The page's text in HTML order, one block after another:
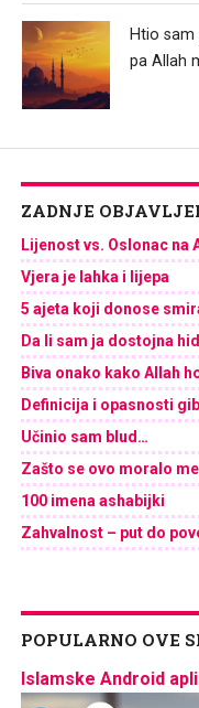
Htio
pa Allah
ZADNJE
Lijenost vs. Oslonac na
Vjera je lahka i lijepa
5 ajeta koji donose
Da li sam ja dostojna
Biva onako kako Allah
Definicija i opasnosti
Učinio sam blud…
Zašto se ovo moralo
100 imena ashabijki
Zahvalnost – put do
POPULARNO OVE
Islamske Android